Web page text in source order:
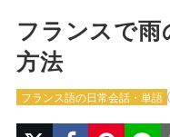
フランスで
方法
フランス語の日常会話・単語